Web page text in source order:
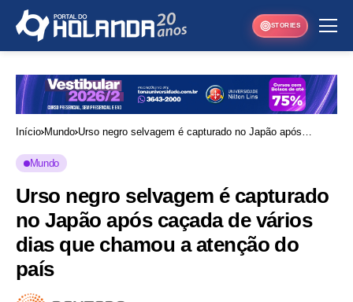
STORIES
Início Mundo Urso negro selvagem é capturado no Japão após
Mundo
Urso negro selvagem é capturado
no Japão após caçada de vários
dias que chamou a atenção do
país